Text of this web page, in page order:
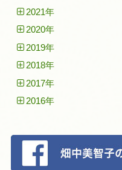
2021年
2020年
2019年
2018年
2017年
2016年